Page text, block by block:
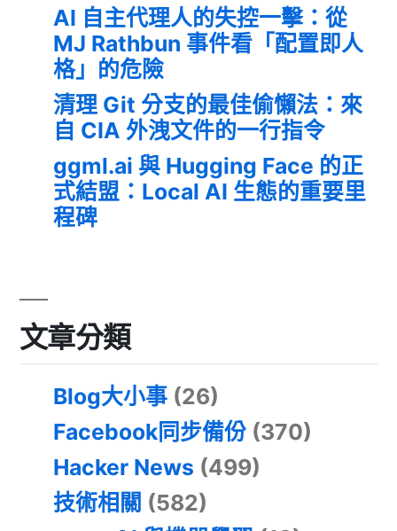
AI 自主代理人的失控一擊：從
MJ Rathbun 事件看「配置即人
格」的危險
清理 Git 分支的最佳偷懶法：來
自 CIA 外洩文件的一行指令
ggml.ai 與 Hugging Face 的正
式結盟：Local AI 生態的重要里
程碑
文章分類
Blog大小事 (26)
Facebook同步備份 (370)
Hacker News (499)
技術相關 (582)